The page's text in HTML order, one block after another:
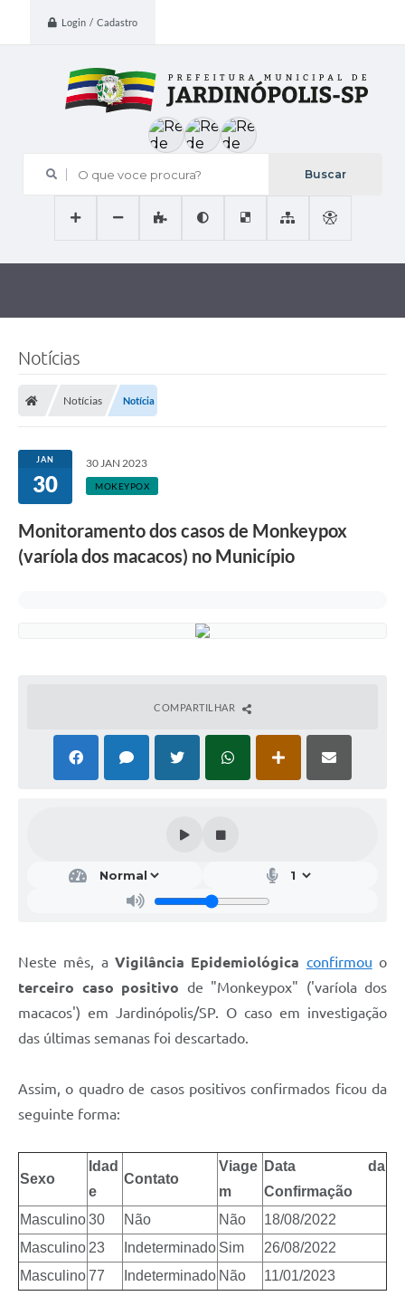
Login / Cadastro
O que voce procura?
Notícias
Notícias Notícia
JAN
30
30 JAN 2023
MOKEYPOX
Monitoramento dos casos de Monkeypox
(varíola dos macacos) no Município
COMPARTILHAR
Neste mês, a Vigilância Epidemiológica confirmou o
terceiro caso positivo de "Monkeypox" ('varíola dos
macacos') em Jardinópolis/SP. O caso em investigação
das últimas semanas foi descartado.
Assim, o quadro de casos positivos confirmados ficou da
seguinte forma:
Sexo
Idad
e
Contato
Viage
m
Data da
Confirmação
Masculino30 Não Não
18/08/2022
Masculino23 Indeterminado Sim
26/08/2022
Masculino77 Indeterminado Não 11/01/2023